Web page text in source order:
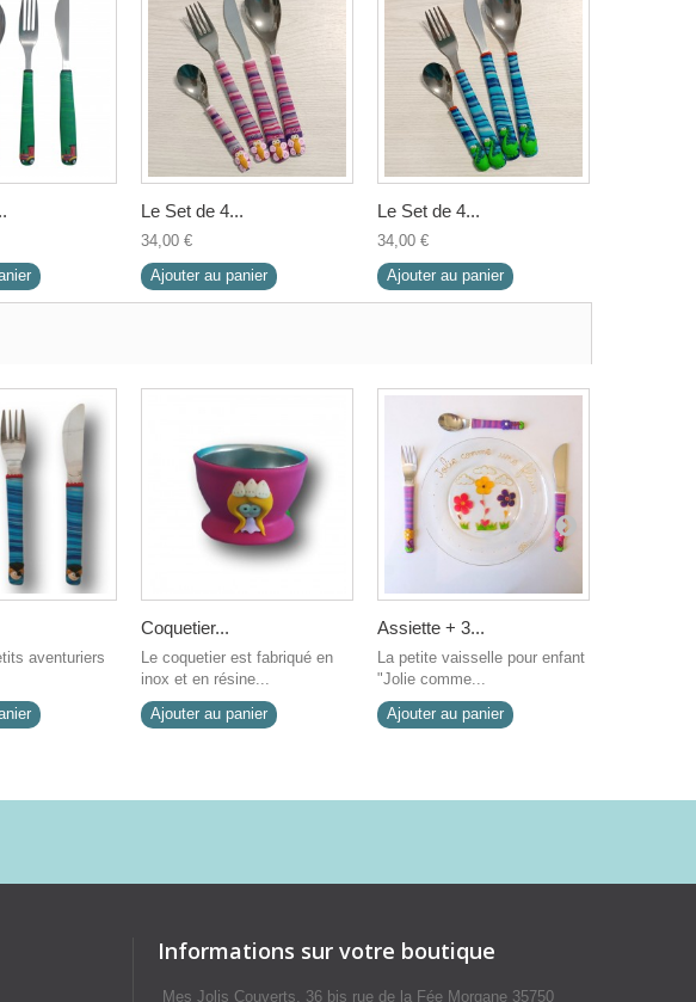
Le Set de 4...
34,00 €
Ajouter au panier
Le Set de 4...
34,00 €
Ajouter au panier
aventuriers
Coquetier...
Le coquetier est fabriqué en
inox et en résine...
Ajouter au panier
Assiette + 3...
La petite vaisselle pour enfant
"Jolie comme...
Ajouter au panier
Informations sur votre boutique
Mes Jolis Couverts, 36 bis rue de la Fée Morgane 35750